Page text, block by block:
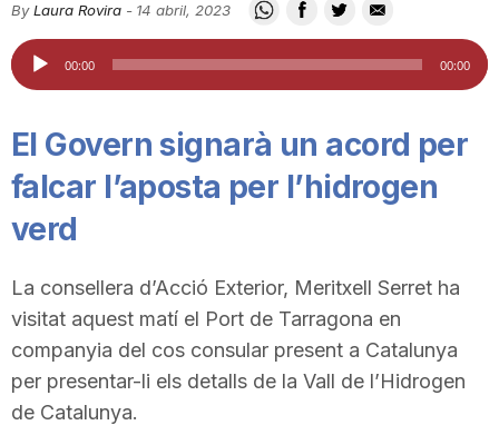
d
By Laura Rovira - 14 abril, 2023
Reproductor
d'àudio
00:00 00:00
El Govern signarà un acord per
falcar l’aposta per l’hidrogen
verd
La consellera d’Acció Exterior, Meritxell Serret ha
visitat aquest matí el Port de Tarragona en
companyia del cos consular present a Catalunya
per presentar-li els detalls de la Vall de l’Hidrogen
de Catalunya.